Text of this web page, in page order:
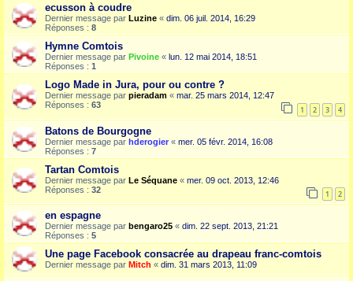
ecusson à coudre
Dernier message par Luzine « dim. 06 juil. 2014, 16:29
Réponses : 8
Hymne Comtois
Dernier message par Pivoine « lun. 12 mai 2014, 18:51
Réponses : 1
Logo Made in Jura, pour ou contre ?
Dernier message par pieradam « mar. 25 mars 2014, 12:47
Réponses : 63 1 2 3 4
Batons de Bourgogne
Dernier message par hderogier « mer. 05 févr. 2014, 16:08
Réponses : 7
Tartan Comtois
Dernier message par Le Séquane « mer. 09 oct. 2013, 12:46
Réponses : 32 1 2
en espagne
Dernier message par bengaro25 « dim. 22 sept. 2013, 21:21
Réponses : 5
Une page Facebook consacrée au drapeau franc-comtois
Dernier message par Mitch « dim. 31 mars 2013, 11:09